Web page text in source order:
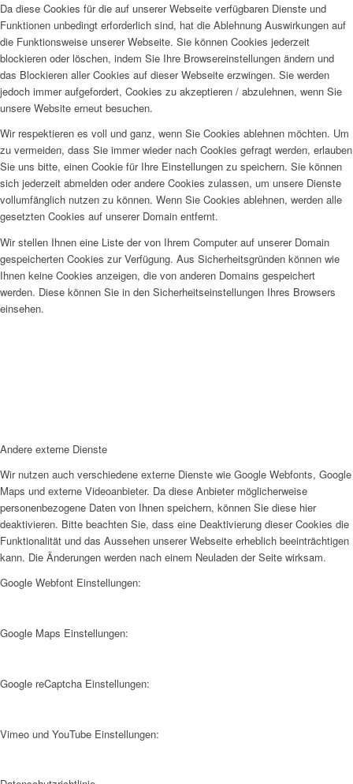
Da diese Cookies für die auf unserer Webseite verfügbaren Dienste und
Funktionen unbedingt erforderlich sind, hat die Ablehnung Auswirkungen auf
die Funktionsweise unserer Webseite. Sie können Cookies jederzeit
blockieren oder löschen, indem Sie Ihre Browsereinstellungen ändern und
das Blockieren aller Cookies auf dieser Webseite erzwingen. Sie werden
jedoch immer aufgefordert, Cookies zu akzeptieren / abzulehnen, wenn Sie
unsere Website erneut besuchen.
Wir respektieren es voll und ganz, wenn Sie Cookies ablehnen möchten. Um
zu vermeiden, dass Sie immer wieder nach Cookies gefragt werden, erlauben
Sie uns bitte, einen Cookie für Ihre Einstellungen zu speichern. Sie können
sich jederzeit abmelden oder andere Cookies zulassen, um unsere Dienste
vollumfänglich nutzen zu können. Wenn Sie Cookies ablehnen, werden alle
gesetzten Cookies auf unserer Domain entfernt.
Wir stellen Ihnen eine Liste der von Ihrem Computer auf unserer Domain
gespeicherten Cookies zur Verfügung. Aus Sicherheitsgründen können wie
Ihnen keine Cookies anzeigen, die von anderen Domains gespeichert
werden. Diese können Sie in den Sicherheitseinstellungen Ihres Browsers
einsehen.
Andere externe Dienste
Wir nutzen auch verschiedene externe Dienste wie Google Webfonts, Google
Maps und externe Videoanbieter. Da diese Anbieter möglicherweise
personenbezogene Daten von Ihnen speichern, können Sie diese hier
deaktivieren. Bitte beachten Sie, dass eine Deaktivierung dieser Cookies die
Funktionalität und das Aussehen unserer Webseite erheblich beeinträchtigen
kann. Die Änderungen werden nach einem Neuladen der Seite wirksam.
Google Webfont Einstellungen:
Google Maps Einstellungen:
Google reCaptcha Einstellungen:
Vimeo und YouTube Einstellungen: